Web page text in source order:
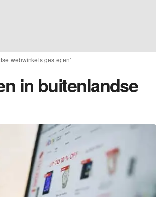
webwinkels gestegen’
in buitenlandse